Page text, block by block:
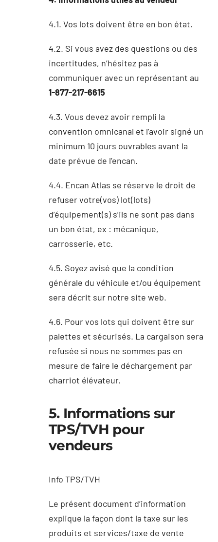
4.1. Vos lots doivent être en bon état.
4.2. Si vous avez des questions ou des
incertitudes, n’hésitez pas à
communiquer avec un représentant au
1-877-217-6615
4.3. Vous devez avoir rempli la
convention omnicanal et l’avoir signé un
minimum 10 jours ouvrables avant la
date prévue de l’encan.
4.4. Encan Atlas se réserve le droit de
refuser votre(vos) lot(lots)
d’équipement(s) s’ils ne sont pas dans
un bon état, ex : mécanique,
carrosserie, etc.
4.5. Soyez avisé que la condition
générale du véhicule et/ou équipement
sera décrit sur notre site web.
4.6. Pour vos lots qui doivent être sur
palettes et sécurisés. La cargaison sera
refusée si nous ne sommes pas en
mesure de faire le déchargement par
charriot élévateur.
5. Informations sur
TPS/TVH pour
vendeurs
Info TPS/TVH
Le présent document d’information
explique la façon dont la taxe sur les
produits et services/taxe de vente